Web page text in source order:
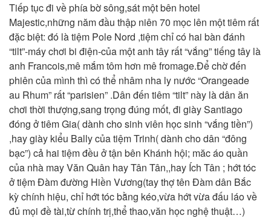
Tiếp tục đi về phía bờ sông,sát một bên hotel
Majestic,những năm đầu thập niên 70 mọc lên một tiêm rất
đặc biệt: đó là tiệm Pole Nord ,tiệm chỉ có hai bàn đánh
“tilt”-máy chơi bi điện-của một anh tây rất “vắng” tiếng tây là
anh Francois,mê mắm tôm hơn mê fromage.Để chờ đến
phiên của mình thì có thể nhâm nha ly nước “Orangeade
au Rhum” rất “parisien” .Dân đến tiêm “tilt” này là dân ăn
chơi thời thượng,sang trọng đúng mốt, đi giày Santiago
đóng ở tiêm Gia( dành cho sinh viên học sinh “vắng tiền”)
,hay giày kiểu Bally của tiệm Trinh( dành cho dân “đông
bạc”) cả hai tiệm đều ở tận bên Khánh hội; măc áo quần
của nhà may Văn Quân hay Tân Tân,,hay Ích Tân ; hớt tóc
ở tiệm Đàm đường Hiền Vương(tay thợ tên Đàm dân Bắc
kỳ chính hiệu, chỉ hớt tóc bằng kéo,vừa hớt vừa đấu láo về
đủ mọi đề tài,từ chính trị,thể thao,văn học nghệ thuật…)